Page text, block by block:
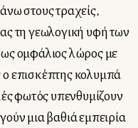
στους τραχείς,
τη γεωλογική υφή των
ομφάλιος λώρος με
επισκέπτης κολυμπά
φωτός υπενθυμίζουν
μια βαθιά εμπειρία